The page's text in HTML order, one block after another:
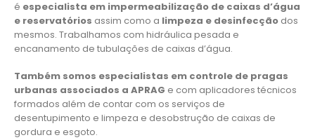
é especialista em impermeabilização de caixas d’água
e reservatórios assim como a limpeza e desinfecção dos
mesmos. Trabalhamos com hidráulica pesada e
encanamento de tubulações de caixas d’água.
Também somos especialistas em controle de pragas
urbanas associados a APRAG e com aplicadores técnicos
formados além de contar com os serviços de
desentupimento e limpeza e desobstrução de caixas de
gordura e esgoto.